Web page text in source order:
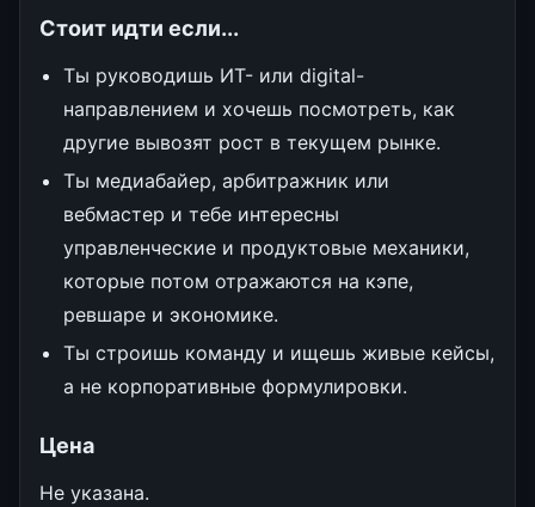
Стоит идти если...
Ты руководишь ИТ- или digital-
направлением и хочешь посмотреть, как
другие вывозят рост в текущем рынке.
Ты медиабайер, арбитражник или
вебмастер и тебе интересны
управленческие и продуктовые механики,
которые потом отражаются на кэпе,
ревшаре и экономике.
Ты строишь команду и ищешь живые кейсы,
а не корпоративные формулировки.
Цена
Не указана.